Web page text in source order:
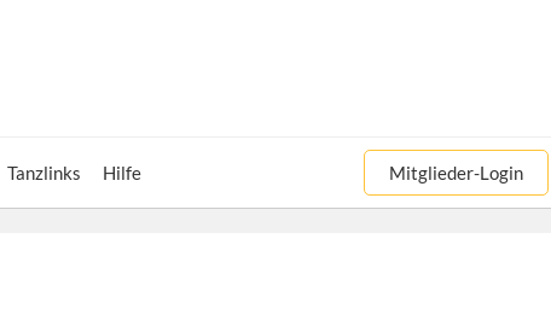
Tanzlinks Hilfe Mitglieder-Login